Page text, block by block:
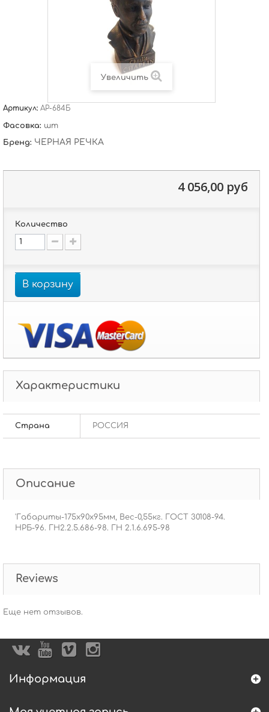
Увеличить
Артикул: АР-684Б
Фасовка: шт
Бренд: ЧЕРНАЯ РЕЧКА
4 056,00 руб
Количество
В корзину
Характеристики
Страна РОССИЯ
Описание
'Габариты-175х90х95мм, Вес-0,55кг. ГОСТ 30108-94.
НРБ-96. ГН2.2.5.686-98. ГН 2.1.6.695-98
Reviews
Еще нет отзывов.
Информация